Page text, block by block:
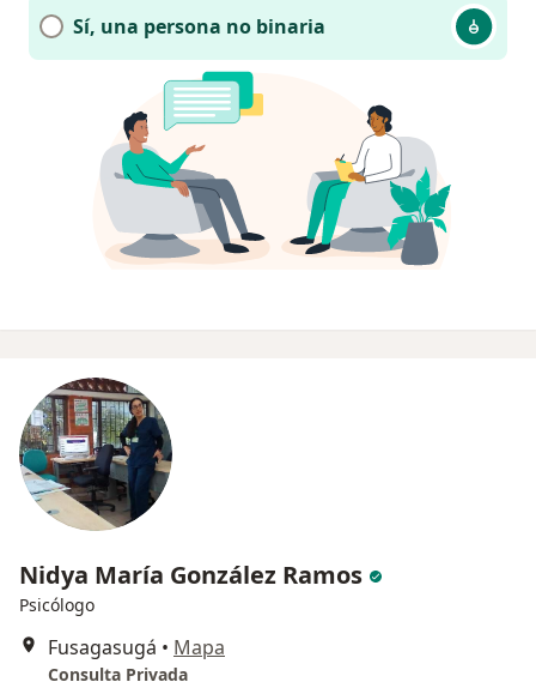
Sí, una persona no binaria
Nidya María González Ramos
Psicólogo
Fusagasugá • Mapa
Consulta Privada